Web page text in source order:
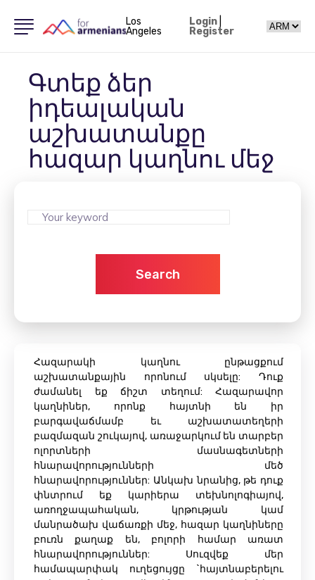
Los
Angeles
Login|
Register
Գտեք ձեր
իդեալական
աշխատանքը
հազար կաղնու մեջ
Search
Հազարակի կաղնու ընթացքում
աշխատանքային որոնում սկսելը: Դուք
ժամանել եք ճիշտ տեղում: Հազարավոր
կաղնիներ, որոնք հայտնի են իր
բարգավաճմամբ եւ աշխատատեղերի
բազմազան շուկայով, առաջարկում են տարբեր
ոլորտների մասնագետների
հնարավորությունների մեծ
հնարավորություններ: Անկախ նրանից, թե դուք
փնտրում եք կարիերա տեխնոլոգիայով,
առողջապահական, կրթության կամ
մանրածախ վաճառքի մեջ, հազար կաղնիները
բուռն քաղաք են, բոլորի համար առատ
հնարավորություններ: Սուզվեք մեր
համապարփակ ուղեցույցը `հայտնաբերելու